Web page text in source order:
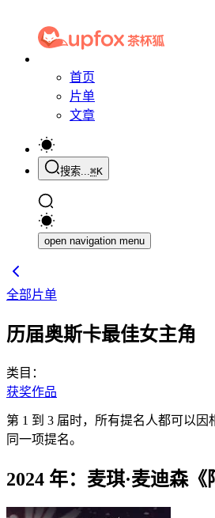
首页
片单
文章
搜索...⌘K
open navigation menu
全部片单
历届奥斯卡最佳女主角
类目：
获奖作品
第 1 到 3 届时，所有提名人都可以
同一项提名。
2024 年：麦琪·麦迪森《